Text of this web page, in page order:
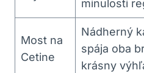
minulosti
Most na
Cetine
Nádherný
spája oba
krásny